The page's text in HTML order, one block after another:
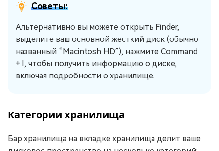
Советы:
Альтернативно вы можете открыть Finder,
выделите ваш основной жесткий диск (обычно
названный “Macintosh HD”), нажмите Command
+ I, чтобы получить информацию о диске,
включая подробности о хранилище.
Категории хранилища
Бар хранилища на вкладке хранилища делит ваше